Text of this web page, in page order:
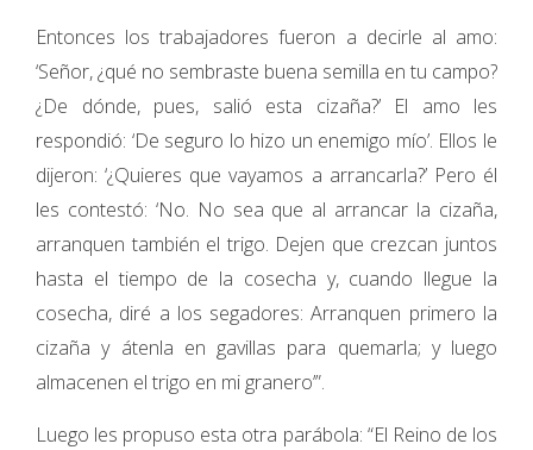
Entonces los trabajadores fueron a decirle al amo:
‘Señor, ¿qué no sembraste buena semilla en tu campo?
¿De dónde, pues, salió esta cizaña?’ El amo les
respondió: ‘De seguro lo hizo un enemigo mío’. Ellos le
dijeron: ‘¿Quieres que vayamos a arrancarla?’ Pero él
les contestó: ‘No. No sea que al arrancar la cizaña,
arranquen también el trigo. Dejen que crezcan juntos
hasta el tiempo de la cosecha y, cuando llegue la
cosecha, diré a los segadores: Arranquen primero la
cizaña y átenla en gavillas para quemarla; y luego
almacenen el trigo en mi granero’”.
Luego les propuso esta otra parábola: “El Reino de los